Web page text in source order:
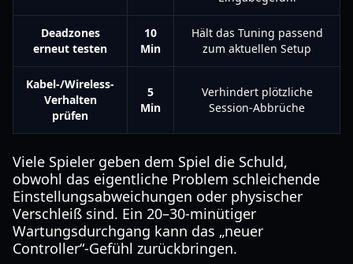
Deadzones
erneut testen
10
Min
Hält das Tuning passend
zum aktuellen Setup
Kabel-/Wireless-
Verhalten
prüfen
5
Min
Verhindert plötzliche
Session-Abbrüche
Viele Spieler geben dem Spiel die Schuld,
obwohl das eigentliche Problem schleichende
Einstellungsabweichungen oder physischer
Verschleiß sind. Ein 20–30-minütiger
Wartungsdurchgang kann das „neuer
Controller“-Gefühl zurückbringen.